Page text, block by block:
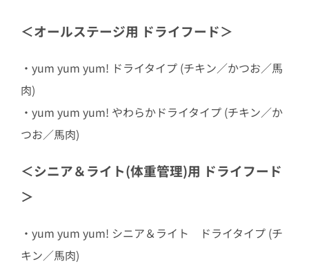
＜オールステージ用 ドライフード＞
・yum yum yum! ドライタイプ (チキン／かつお／馬
肉)
・yum yum yum! やわらかドライタイプ (チキン／か
つお／馬肉)
＜シニア＆ライト(体重管理)用 ドライフード
＞
・yum yum yum! シニア＆ライト ドライタイプ (チ
キン／馬肉)